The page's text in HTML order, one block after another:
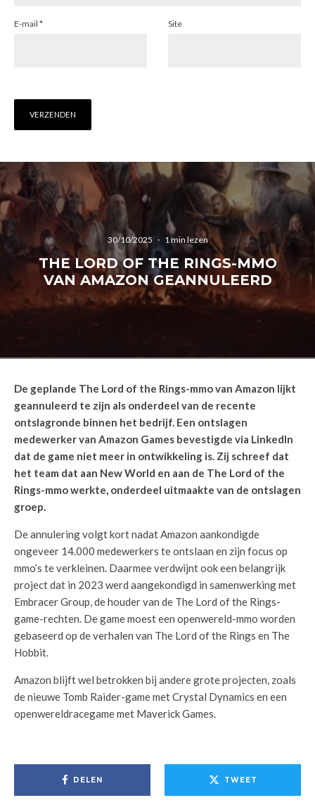
E-mail * Site
30/10/2025 · 1 min lezen
THE LORD OF THE RINGS-MMO
VAN AMAZON GEANNULEERD
De geplande The Lord of the Rings-mmo van Amazon lijkt
geannuleerd te zijn als onderdeel van de recente
ontslagronde binnen het bedrijf. Een ontslagen
medewerker van Amazon Games bevestigde via LinkedIn
dat de game niet meer in ontwikkeling is. Zij schreef dat
het team dat aan New World en aan de The Lord of the
Rings-mmo werkte, onderdeel uitmaakte van de ontslagen
groep.
De annulering volgt kort nadat Amazon aankondigde
ongeveer 14.000 medewerkers te ontslaan en zijn focus op
mmo’s te verkleinen. Daarmee verdwijnt ook een belangrijk
project dat in 2023 werd aangekondigd in samenwerking met
Embracer Group, de houder van de The Lord of the Rings-
game-rechten. De game moest een openwereld-mmo worden
gebaseerd op de verhalen van The Lord of the Rings en The
Hobbit.
Amazon blijft wel betrokken bij andere grote projecten, zoals
de nieuwe Tomb Raider-game met Crystal Dynamics en een
openwereldracegame met Maverick Games.
DELEN TWEET